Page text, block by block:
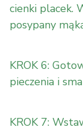
cienki placek.
posypany
KROK 6:
pieczenia i
KROK 7: